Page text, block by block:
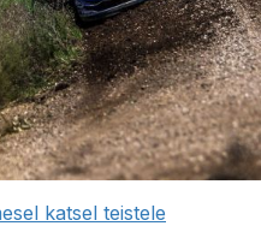
katsel teistele